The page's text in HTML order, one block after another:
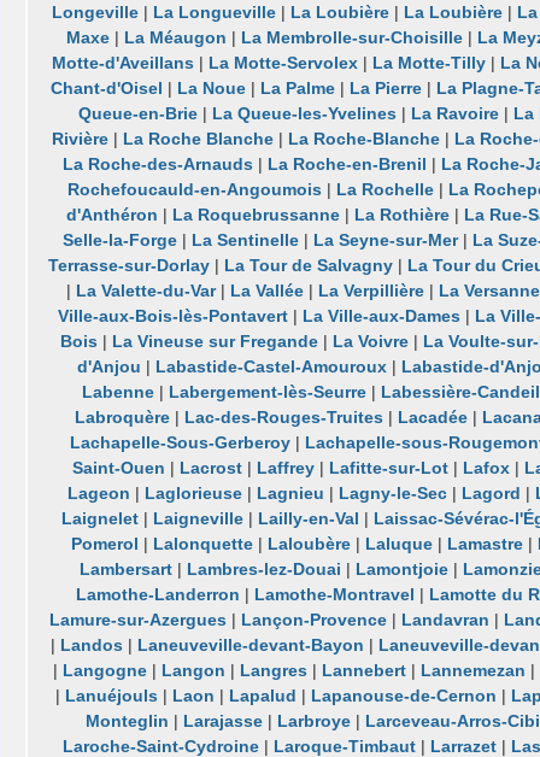
Longeville| La Longueville| La Loubière| La Loubière|
Maxe| La Méaugon | La Membrolle-sur-Choisille| La
Motte-d'Aveillans | La Motte-Servolex | La Motte-Tilly | La
Chant-d'Oisel | La Noue| La Palme| La Pierre| La Plagne-
Queue-en-Brie| La Queue-les-Yvelines| La Ravoire| La
Rivière| La Roche Blanche| La Roche-Blanche| La
La Roche-des-Arnauds | La Roche-en-Brenil | La Roche-
Rochefoucauld-en-Angoumois | La Rochelle | La
d'Anthéron | La Roquebrussanne | La Rothière | La Rue-
Selle-la-Forge | La Sentinelle | La Seyne-sur-Mer| La
Terrasse-sur-Dorlay | La Tour de Salvagny | La Tour du
| La Valette-du-Var| La Vallée| La Verpillière| La Versanne
Ville-aux-Bois-lès-Pontavert| La Ville-aux-Dames| La
Bois| La Vineuse sur Fregande| La Voivre| La Voulte-
d'Anjou | Labastide-Castel-Amouroux| Labastide-
Labenne| Labergement-lès-Seurre| Labessière-Candeil
Labroquère| Lac-des-Rouges-Truites| Lacadée|
Lachapelle-Sous-Gerberoy| Lachapelle-sous-
Saint-Ouen | Lacrost | Laffrey | Lafitte-sur-Lot | Lafox |
Lageon | Laglorieuse | Lagnieu | Lagny-le-Sec | Lagord |
Laignelet | Laigneville | Lailly-en-Val | Laissac-Sévérac-
Pomerol | Lalonquette| Laloubère| Laluque| Lamastre|
Lambersart| Lambres-lez-Douai | Lamontjoie|
Lamothe-Landerron | Lamothe-Montravel | Lamotte du
Lamure-sur-Azergues| Lançon-Provence| Landavran |
| Landos | Laneuveville-devant-Bayon | Laneuveville-
| Langogne| Langon | Langres| Lannebert| Lannemezan |
| Lanuéjouls| Laon | Lapalud | Lapanouse-de-Cernon |
Monteglin | Larajasse | Larbroye | Larceveau-Arros-
Laroche-Saint-Cydroine| Laroque-Timbaut| Larrazet|